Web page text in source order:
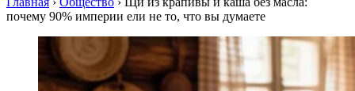
почему 90% империи ели не то, что вы думаете